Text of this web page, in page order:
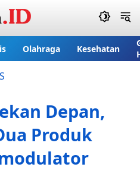
Olahraga Kesehatan
Depan,
Produk